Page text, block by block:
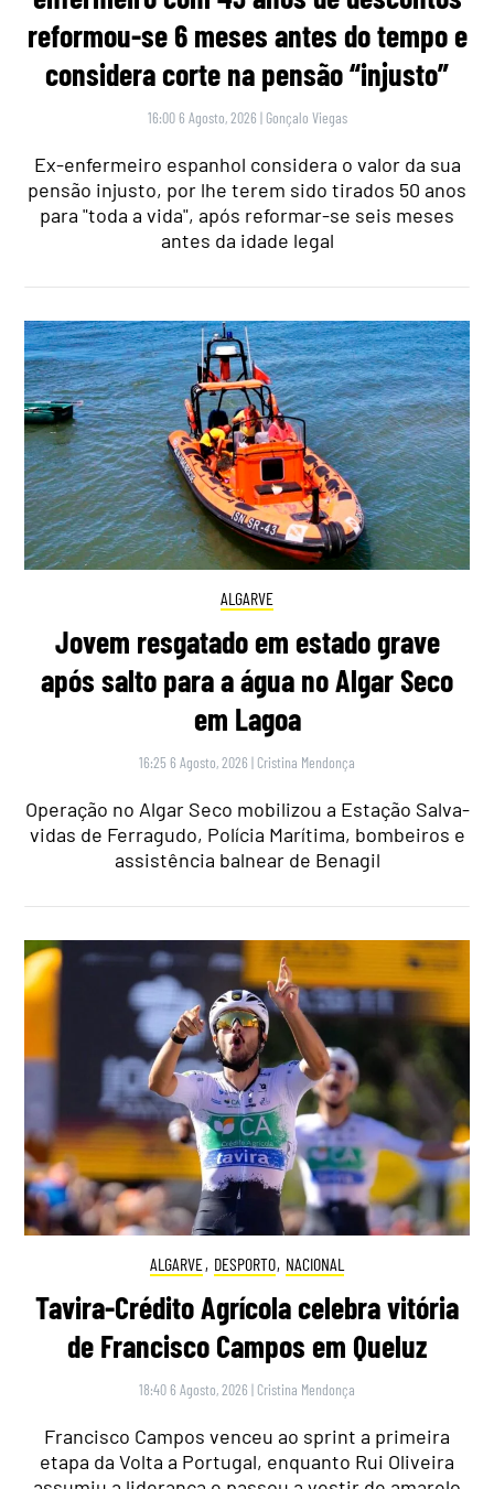
reformou-se 6 meses antes do tempo e
considera corte na pensão “injusto”
16:00 6 Agosto, 2026 | Gonçalo Viegas
Ex-enfermeiro espanhol considera o valor da sua
pensão injusto, por lhe terem sido tirados 50 anos
para "toda a vida", após reformar-se seis meses
antes da idade legal
ALGARVE
Jovem resgatado em estado grave
após salto para a água no Algar Seco
em Lagoa
16:25 6 Agosto, 2026 | Cristina Mendonça
Operação no Algar Seco mobilizou a Estação Salva-
vidas de Ferragudo, Polícia Marítima, bombeiros e
assistência balnear de Benagil
ALGARVE, DESPORTO, NACIONAL
Tavira-Crédito Agrícola celebra vitória
de Francisco Campos em Queluz
18:40 6 Agosto, 2026 | Cristina Mendonça
Francisco Campos venceu ao sprint a primeira
etapa da Volta a Portugal, enquanto Rui Oliveira